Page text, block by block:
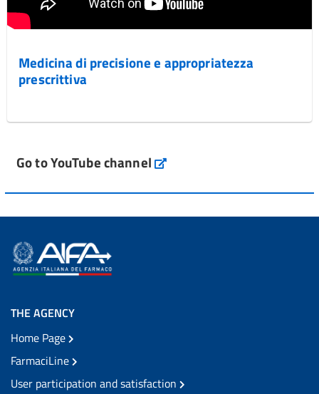
Medicina di precisione e appropriatezza
prescrittiva
Go to YouTube channel
THE AGENCY
Home Page
FarmaciLine
User participation and satisfaction